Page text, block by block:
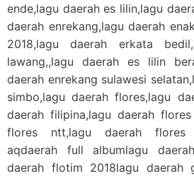
ende,lagu daerah es lilin,lagu
daerah enrekang,lagu daerah
2018,lagu daerah erkata
lawang,,lagu daerah es lilin
daerah enrekang sulawesi
simbo,lagu daerah flores,lagu
daerah filipina,lagu daerah
flores ntt,lagu daerah flores
aqdaerah full albumlagu
daerah flotim 2018lagu daerah